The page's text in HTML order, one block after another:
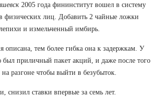
2005 года фининститут вошел в систему
физических лиц. Добавить 2 чайные ложки
и измельченный имбирь.
описана, тем более гибка она к задержкам. У
был приличный пакет акций, и даже после того
разгоне чтобы выйти в безубыток.
снизил ставки впервые за семь лет.